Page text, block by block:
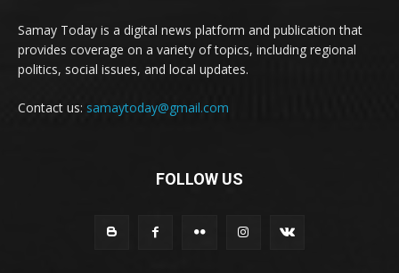
Samay Today is a digital news platform and publication that
provides coverage on a variety of topics, including regional
politics, social issues, and local updates.
Contact us: samaytoday@gmail.com
FOLLOW US